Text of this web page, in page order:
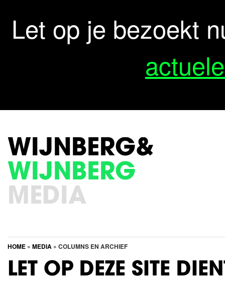
Let op je bezoekt
WIJNBERG&
WIJNBERG
MEDIA
HOME » MEDIA » COLUMNS EN ARCHIEF
LET OP DEZE SITE